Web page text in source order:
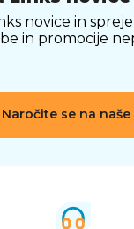
novice in
in promocije
Naročite se na